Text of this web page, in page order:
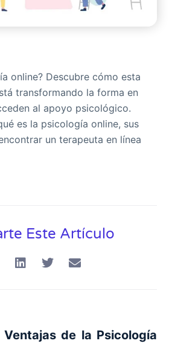
online? Descubre cómo esta
transformando la forma en
al apoyo psicológico.
es la psicología online, sus
un terapeuta en línea
Este Artículo
Ventajas de la Psicología